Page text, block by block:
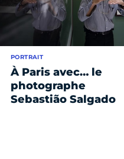
À Paris avec… le
photographe
Sebastião Salgado
PORTRAIT